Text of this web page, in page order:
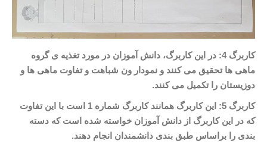
کاربرگ 4: در این کاربرگ، دانش آموزان در مورد تغذیه ی گروه
ماهی ها تحقیق می کنند و نمودار ون شباهت و تفاوت ماهی ها و
دوزیستان را تکمیل می کنند.
کاربرگ 5: این کاربرگ همانند کاربرگ شماره 1 است با این تفاوت
که در این کاربرگ از دانش آموزان خواسته شده است که دسته
بندی را براساس طبق بندی دانشمندان انجام دهند.